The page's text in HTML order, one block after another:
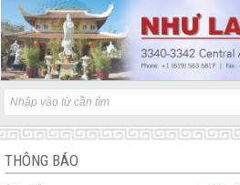
THÔNG BÁO